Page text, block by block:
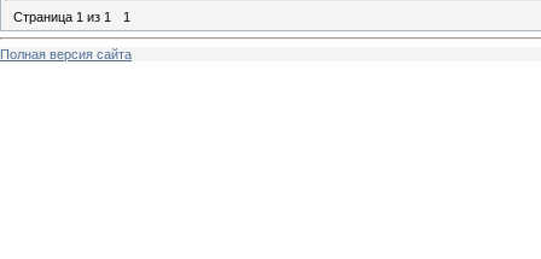
Страница 1 из 1 1
Полная версия сайта